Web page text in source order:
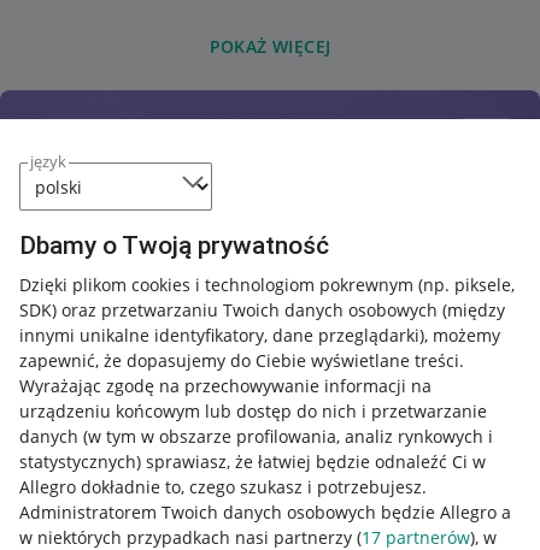
język
Dbamy o Twoją prywatność
Dzięki plikom cookies i technologiom pokrewnym (np. piksele,
SDK) oraz przetwarzaniu Twoich danych osobowych (między
innymi unikalne identyfikatory, dane przeglądarki), możemy
zapewnić, że dopasujemy do Ciebie wyświetlane treści.
Wyrażając zgodę na przechowywanie informacji na
urządzeniu końcowym lub dostęp do nich i przetwarzanie
danych (w tym w obszarze profilowania, analiz rynkowych i
statystycznych) sprawiasz, że łatwiej będzie odnaleźć Ci w
Allegro dokładnie to, czego szukasz i potrzebujesz.
Administratorem Twoich danych osobowych będzie Allegro a
w niektórych przypadkach nasi partnerzy (17 partnerów), w
POKAŻ WIĘCEJ